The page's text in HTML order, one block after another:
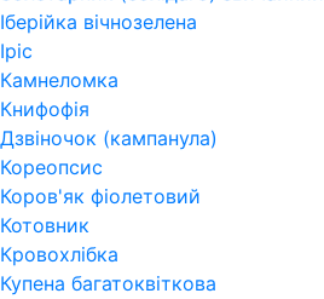
Іберійка вічнозелена
Іріс
Камнеломка
Книфофія
Дзвіночок (кампанула)
Кореопсис
Коров'як фіолетовий
Котовник
Кровохлібка
Купена багатоквіткова